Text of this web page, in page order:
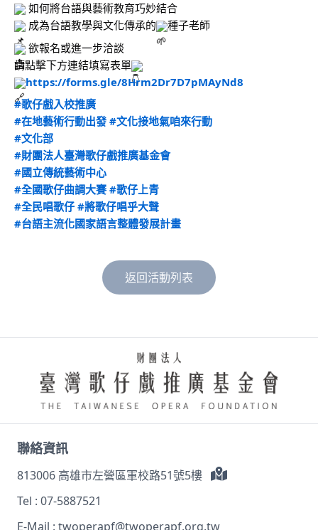
如何將台語與藝術教育巧妙結合
成為台語教學與文化傳承的
種子老師
欲報名或進一步洽談
請點擊下方連結填寫表單
https://forms.gle/8Hrm2Dr7D7pMAyNd8
#歌仔戲入校推廣
#在地藝術行動出發 #文化接地氣咱來行動
#文化部
#財團法人臺灣歌仔戲推廣基金會
#國立傳統藝術中心
#全國歌仔曲調大賽 #歌仔上青
#全民唱歌仔 #將歌仔唱乎大聲
#台語主流化國家語言整體發展計畫
返回活動列表
聯絡資訊
813006 高雄市左營區軍校路51號5樓
Tel : 07-5887521
E-Mail : twoperapf@twoperapf.org.tw